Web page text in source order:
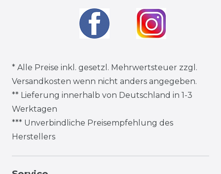
* Alle Preise inkl. gesetzl. Mehrwertsteuer zzgl.
Versandkosten wenn nicht anders angegeben.
** Lieferung innerhalb von Deutschland in 1-3
Werktagen
*** Unverbindliche Preisempfehlung des
Herstellers